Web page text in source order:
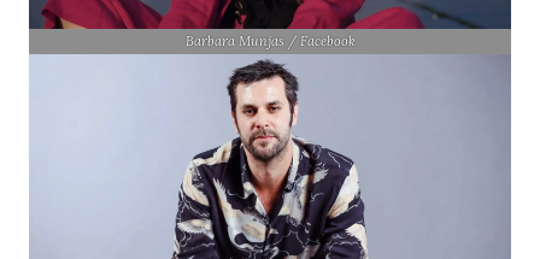
Barbara Munjas / Facebook